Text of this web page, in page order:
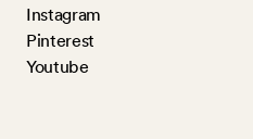
Instagram
Pinterest
Youtube